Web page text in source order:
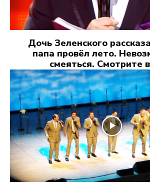
Дочь Зеленского
папа провёл лето.
смеяться. Смотрите